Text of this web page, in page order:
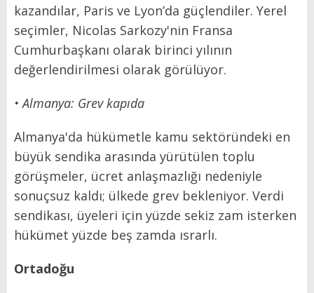
kazandılar, Paris ve Lyon’da güçlendiler. Yerel
seçimler, Nicolas Sarkozy'nin Fransa
Cumhurbaşkanı olarak birinci yılının
değerlendirilmesi olarak görülüyor.
• Almanya: Grev kapıda
Almanya'da hükümetle kamu sektöründeki en
büyük sendika arasında yürütülen toplu
görüşmeler, ücret anlaşmazlığı nedeniyle
sonuçsuz kaldı; ülkede grev bekleniyor. Verdi
sendikası, üyeleri için yüzde sekiz zam isterken
hükümet yüzde beş zamda ısrarlı.
Ortadoğu